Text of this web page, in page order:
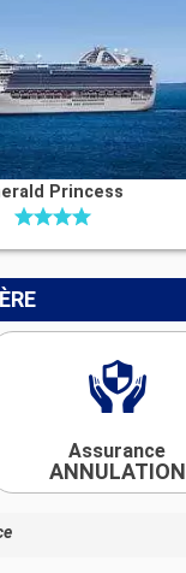
Princess
Assurance
ANNULATION